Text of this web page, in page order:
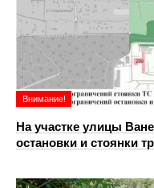
Внимание!
На участке улицы
остановки и стоянки